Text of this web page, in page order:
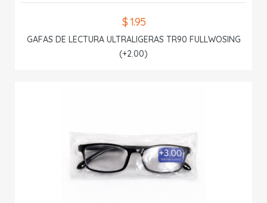
$ 1.95
GAFAS DE LECTURA ULTRALIGERAS TR90 FULLWOSING
(+2.00)